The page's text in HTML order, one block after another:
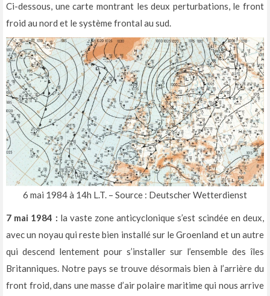
Ci-dessous, une carte montrant les deux perturbations, le front
froid au nord et le système frontal au sud.
6 mai 1984 à 14h L.T. – Source : Deutscher Wetterdienst
7 mai 1984 : la vaste zone anticyclonique s’est scindée en deux,
avec un noyau qui reste bien installé sur le Groenland et un autre
qui descend lentement pour s’installer sur l’ensemble des îles
Britanniques. Notre pays se trouve désormais bien à l’arrière du
front froid, dans une masse d’air polaire maritime qui nous arrive